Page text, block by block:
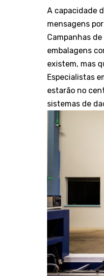
A capacidade
mensagens
Campanhas
embalagens
existem, mas
Especialistas
estarão no
sistemas de